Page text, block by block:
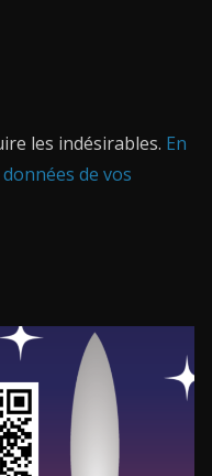
les indésirables. En
de vos